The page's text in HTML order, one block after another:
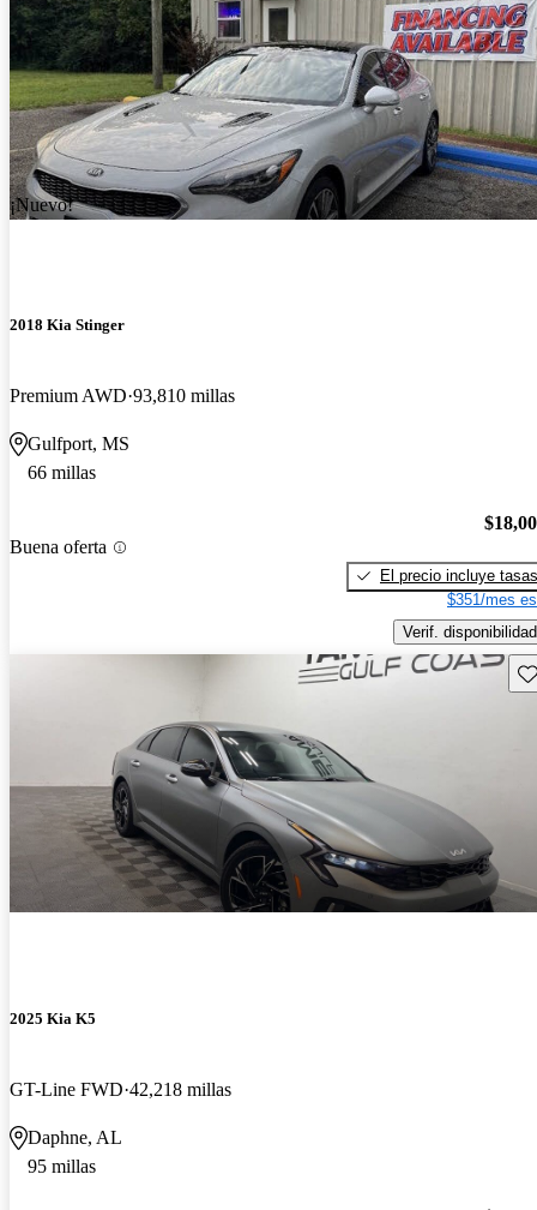
¡Nuevo!
2018 Kia Stinger
Premium AWD 93,810 millas
Gulfport, MS
66 millas
Buena oferta
El precio incluye tasas
$351/mes
Verif. disponibilidad
2025 Kia K5
GT-Line FWD 42,218 millas
Daphne, AL
95 millas